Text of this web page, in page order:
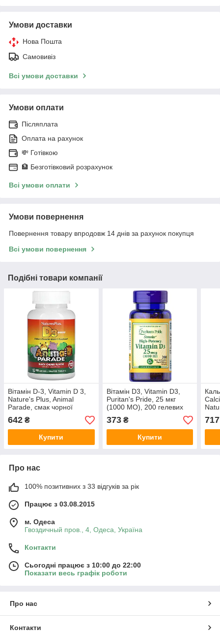
Умови доставки
Нова Пошта
Самовивіз
Всі умови доставки
Умови оплати
Післяплата
Оплата на рахунок
💸 Готівкою
🏦 Безготівковий розрахунок
Всі умови оплати
Умови повернення
Повернення товару впродовж 14 днів за рахунок покупця
Всі умови повернення
Подібні товари компанії
Вітамін D-3, Vitamin D 3,
Nature's Plus, Animal
Parade, смак чорної
вишні, без цукру, 500 МО,
90 жувальних цукерок
642 ₴
Купити
Вітамін D3, Vitamin D3,
Puritan's Pride, 25 мкг
(1000 МО), 200 гелевих
капсул
373₴
Купити
717
Про нас
100% позитивних з 33 відгуків за рік
Працює з 03.08.2015
м. Одеса
Гвоздичный пров., 4, Одеса, Україна
Контакти
Сьогодні працює з 10:00 до 22:00
Показати весь графік роботи
Про нас
Контакти